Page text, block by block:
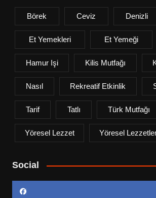
Börek Ceviz Denizli
Et Yemekleri Et Yemeği
Hamur Işi Kilis Mutfağı
Nasıl Rekreatif Etkinlik
Tarif Tatlı Türk Mutfağı
Yöresel Lezzet Yöresel
Social